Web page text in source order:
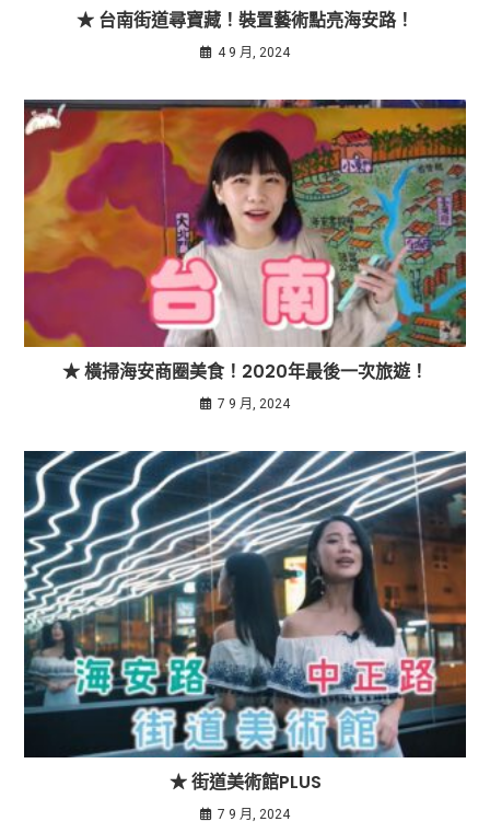
★ 台南街道尋寶藏！裝置藝術點亮海安路！
4 9 月, 2024
★ 橫掃海安商圈美食！2020年最後一次旅遊！
7 9 月, 2024
★ 街道美術館PLUS
7 9 月, 2024